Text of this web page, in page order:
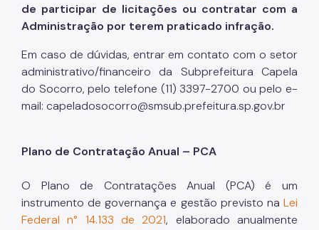
de participar de licitações ou contratar com a
Administração por terem praticado infração.
Em caso de dúvidas, entrar em contato com o setor
administrativo/financeiro da Subprefeitura Capela
do Socorro, pelo telefone (11) 3397-2700 ou pelo e-
mail: capeladosocorro@smsub.prefeitura.sp.gov.br
Plano de Contratação Anual – PCA
O Plano de Contratações Anual (PCA) é um
instrumento de governança e gestão previsto na Lei
Federal n° 14.133 de 2021, elaborado anualmente